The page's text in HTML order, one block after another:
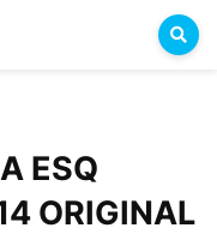
ESQ
ORIGINAL